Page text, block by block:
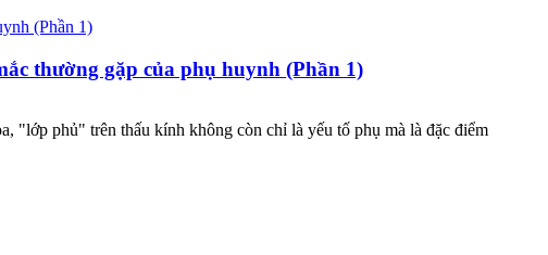
thường gặp của phụ huynh (Phần 1)
"lớp phủ" trên thấu kính không còn chỉ là yếu tố phụ mà là đặc điểm